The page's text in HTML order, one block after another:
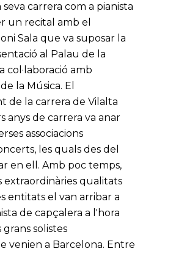
carrera com a pianista
un recital amb el
Sala que va suposar la
al Palau de la
col·laboració amb
la Música. El
de la carrera de Vilalta
anys de carrera va anar
associacions
les quals des del
en ell. Amb poc temps,
extraordinàries qualitats
entitats el van arribar a
de capçalera a l'hora
solistes
venien a Barcelona. Entre